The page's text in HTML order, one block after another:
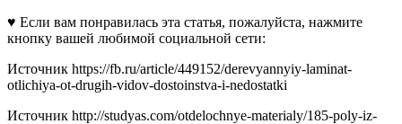
♥ Если вам понравилась эта статья, пожалуйста, нажмите
кнопку вашей любимой социальной сети:
Источник https://fb.ru/article/449152/derevyannyiy-laminat-
otlichiya-ot-drugih-vidov-dostoinstva-i-nedostatki
Источник http://studyas.com/otdelochnye-materialy/185-poly-iz-